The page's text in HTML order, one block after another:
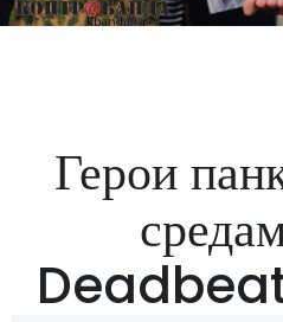
Герои